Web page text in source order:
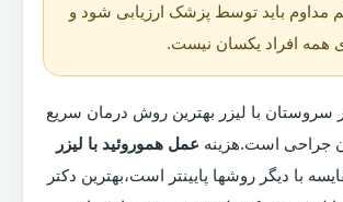
مداوم باید توسط پزشک ارزیابی شود و
همه افراد یکسان نیست.
سروستان با لیزر بهترین روش درمان سریع
جراحی است.هزینه عمل هموروئید با لیزر
با دیگر روشها پایینتر است،بهترین دکتر